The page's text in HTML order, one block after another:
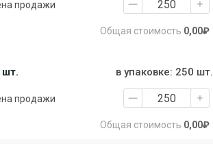
Общая стоимость 0,00₽
продажи
в упаковке: 250 шт.
Общая стоимость 0,00₽
шт.
продажи